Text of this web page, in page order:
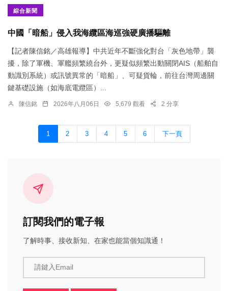
綜合新聞
中國「暗船」侵入我海纜區海巡強硬廣播驅離
【記者陳信銘／高雄報導】中共近年不斷強化對台「灰色地帶」襲
擾，除了軍機、軍艦頻繁繞台外，更疑似頻繁出動關閉AIS（船舶自
動識別系統）或訊號異常的「暗船」、可疑貨輪，前往台灣周邊關
鍵基礎設施（如海底電纜區）...
陳信銘 2026年八月06日 5,679 觀看 2 分享
1 2 3 4 5 6 下一頁
訂閱我們的電子報
了解時事、接收新知、在家也能當個知識通！
請鍵入Email